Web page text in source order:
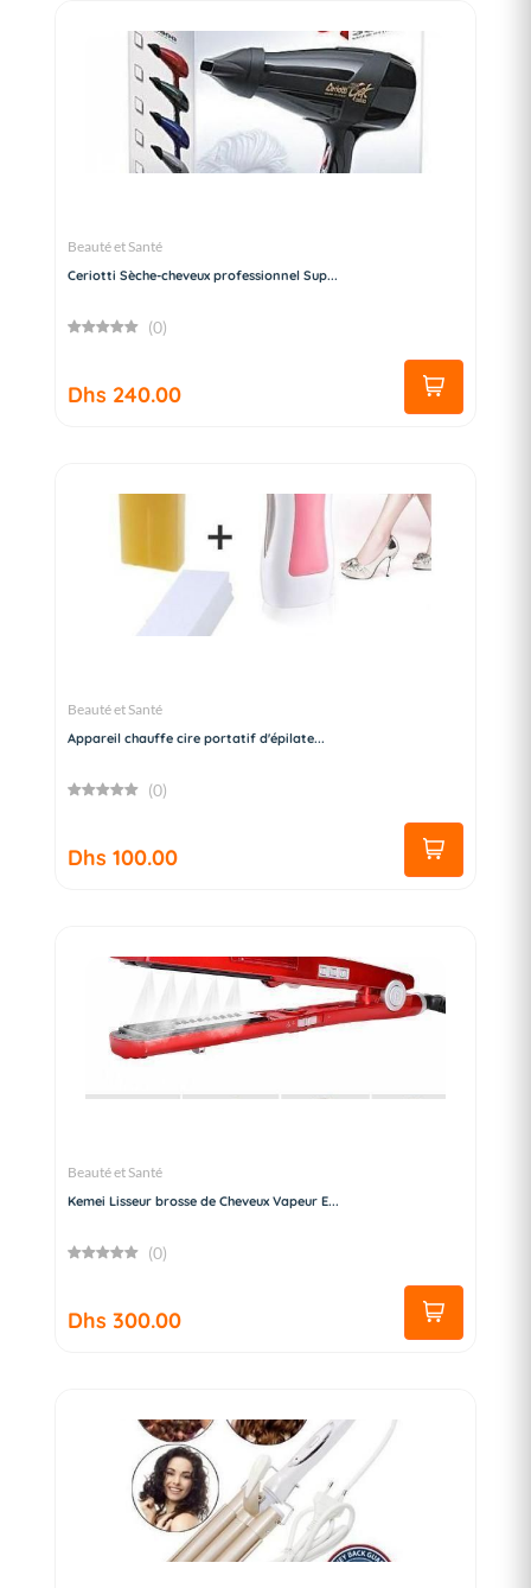
Beauté et Santé
Ceriotti Sèche-cheveux professionnel Sup...
(0)
Dhs 240.00
Beauté et Santé
Appareil chauffe cire portatif d'épilate...
(0)
Dhs 100.00
Beauté et Santé
Kemei Lisseur brosse de Cheveux Vapeur E...
(0)
Dhs 300.00